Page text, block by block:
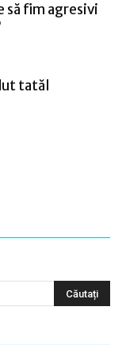
să fim agresivi
tatăl